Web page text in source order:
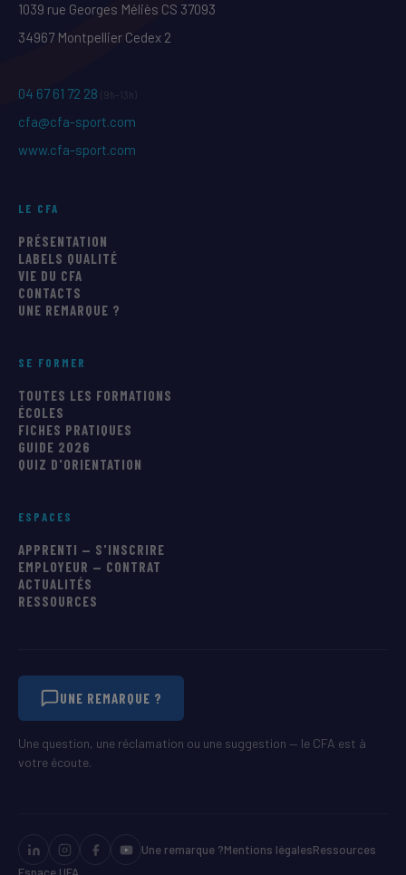
1039 rue Georges Méliès CS 37093
34967 Montpellier Cedex 2
04 67 61 72 28 (9h–13h)
cfa@cfa-sport.com
www.cfa-sport.com
LE CFA
PRÉSENTATION
LABELS QUALITÉ
VIE DU CFA
CONTACTS
UNE REMARQUE ?
SE FORMER
TOUTES LES FORMATIONS
ÉCOLES
FICHES PRATIQUES
GUIDE 2026
QUIZ D'ORIENTATION
ESPACES
APPRENTI — S'INSCRIRE
EMPLOYEUR — CONTRAT
ACTUALITÉS
RESSOURCES
UNE REMARQUE ?
Une question, une réclamation ou une suggestion — le CFA est à
votre écoute.
Une remarque ?Mentions légalesRessources